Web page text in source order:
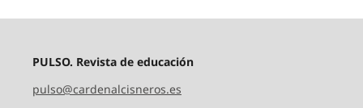
PULSO. Revista de educación
pulso@cardenalcisneros.es